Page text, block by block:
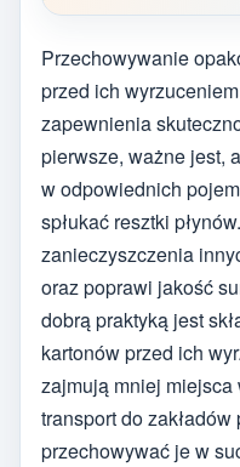
Przechowywanie
przed ich
zapewnienia
pierwsze, ważne jest,
w odpowiednich
spłukać resztki
zanieczyszczenia
oraz poprawi jakość
dobrą praktyką jest
kartonów przed ich
zajmują mniej miejsca
transport do
przechowywać je w